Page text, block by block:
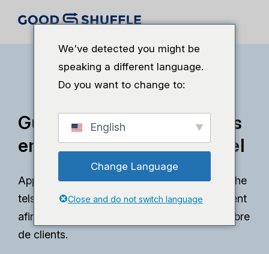
Guide ultime : SEO pour les
entreprises d'événementiel
Apprenez à maîtriser les moteurs de recherche
tels que Google et améliorez votre classement
afin d'être découvert par un plus grand nombre
de clients.
We've detected you might be
speaking a different language.
Do you want to change to:
English
Change Language
Close and do not switch language